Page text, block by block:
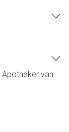
Apotheker van